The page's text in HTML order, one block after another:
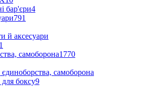
бар'єри4
791
й аксесуари
самоборона1770
самоборона
боксу9